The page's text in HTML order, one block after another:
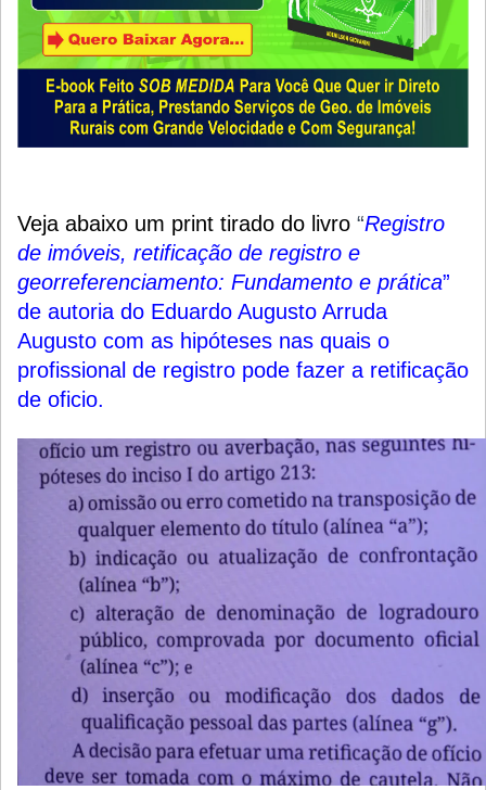
Veja abaixo um print tirado do livro “Registro
de imóveis, retificação de registro e
georreferenciamento: Fundamento e prática”
de autoria do Eduardo Augusto Arruda
Augusto com as hipóteses nas quais o
profissional de registro pode fazer a retificação
de oficio.